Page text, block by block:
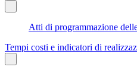
Atti di programmazione
Tempi costi e indicatori di